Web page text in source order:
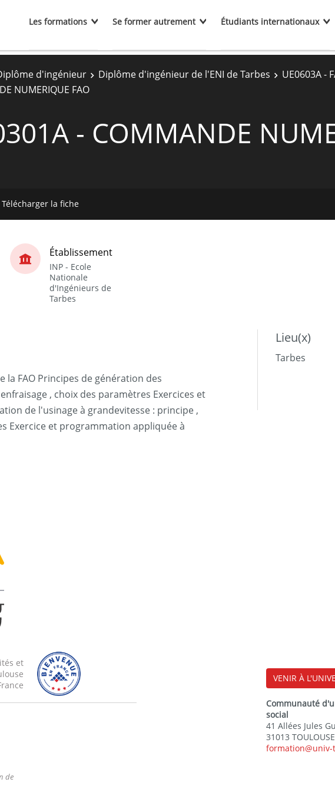
Les formations Se former autrement Étudiants internationaux
d'ingénieur Diplôme d'ingénieur de l'ENI de Tarbes
UE0603A -
NUMERIQUE FAO
- COMMANDE
Télécharger la fiche
Établissement
INP - Ecole
Nationale
d'Ingénieurs de
Tarbes
la FAO Principes de génération des
, choix des paramètres Exercices et
de l'usinage à grandevitesse : principe ,
Exercice et programmation appliquée à
Lieu(x)
Tarbes
et
de
VENIR À
Communauté
social
41 Allées Jules
31013